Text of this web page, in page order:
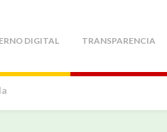
DIGITAL TRANSPARENCIA